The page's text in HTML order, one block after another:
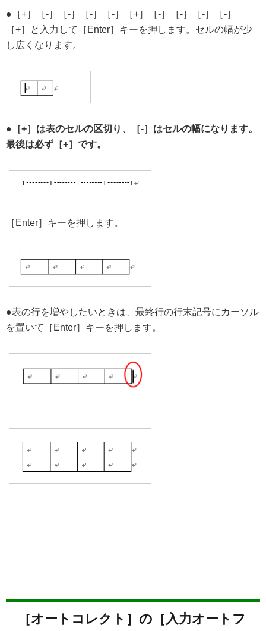
●［+］［-］［-］［-］［-］［+］［-］［-］［-］［-］
［+］と入力して［Enter］キーを押します。セルの幅が少
し広くなります。
● ［+］は表のセルの区切り、［-］はセルの幅になります。
最後は必ず［+］です。
［Enter］キーを押します。
●表の行を増やしたいときは、最終行の行末記号にカーソル
を置いて［Enter］キーを押します。
［オートコレクト］の［入力オートフ